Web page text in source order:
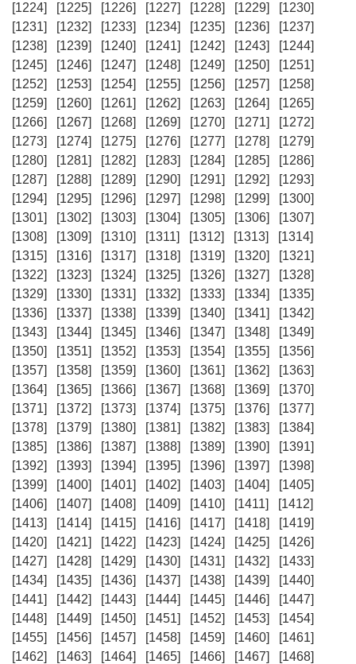
[1224]
[1225] [1226] [1227] [1228] [1229]
[1230]
[1231]
[1232] [1233] [1234] [1235] [1236]
[1237]
[1238]
[1239] [1240] [1241] [1242] [1243]
[1244]
[1245]
[1246] [1247] [1248] [1249] [1250]
[1251]
[1252]
[1253] [1254] [1255] [1256] [1257]
[1258]
[1259]
[1260] [1261] [1262] [1263] [1264]
[1265]
[1266]
[1267] [1268] [1269] [1270] [1271]
[1272]
[1273]
[1274] [1275] [1276] [1277] [1278]
[1279]
[1280]
[1281] [1282] [1283] [1284] [1285]
[1286]
[1287]
[1288] [1289] [1290] [1291] [1292]
[1293]
[1294]
[1295] [1296] [1297] [1298] [1299]
[1300]
[1301]
[1302] [1303] [1304] [1305] [1306]
[1307]
[1308]
[1309] [1310] [1311] [1312] [1313]
[1314]
[1315]
[1316] [1317] [1318] [1319] [1320]
[1321]
[1322]
[1323] [1324] [1325] [1326] [1327]
[1328]
[1329]
[1330] [1331] [1332] [1333] [1334]
[1335]
[1336]
[1337] [1338] [1339] [1340] [1341]
[1342]
[1343]
[1344] [1345] [1346] [1347] [1348]
[1349]
[1350]
[1351] [1352] [1353] [1354] [1355]
[1356]
[1357]
[1358] [1359] [1360] [1361] [1362]
[1363]
[1364]
[1365] [1366] [1367] [1368] [1369]
[1370]
[1371]
[1372] [1373] [1374] [1375] [1376]
[1377]
[1378]
[1379] [1380] [1381] [1382] [1383]
[1384]
[1385]
[1386] [1387] [1388] [1389] [1390]
[1391]
[1392]
[1393] [1394] [1395] [1396] [1397]
[1398]
[1399]
[1400] [1401] [1402] [1403] [1404]
[1405]
[1406]
[1407] [1408] [1409] [1410] [1411]
[1412]
[1413]
[1414] [1415] [1416] [1417] [1418]
[1419]
[1420]
[1421] [1422] [1423] [1424] [1425]
[1426]
[1427]
[1428] [1429] [1430] [1431] [1432]
[1433]
[1434]
[1435] [1436] [1437] [1438] [1439]
[1440]
[1441]
[1442] [1443] [1444] [1445] [1446]
[1447]
[1448]
[1449] [1450] [1451] [1452] [1453]
[1454]
[1455]
[1456] [1457] [1458] [1459] [1460]
[1461]
[1462]
[1463] [1464] [1465] [1466] [1467]
[1468]